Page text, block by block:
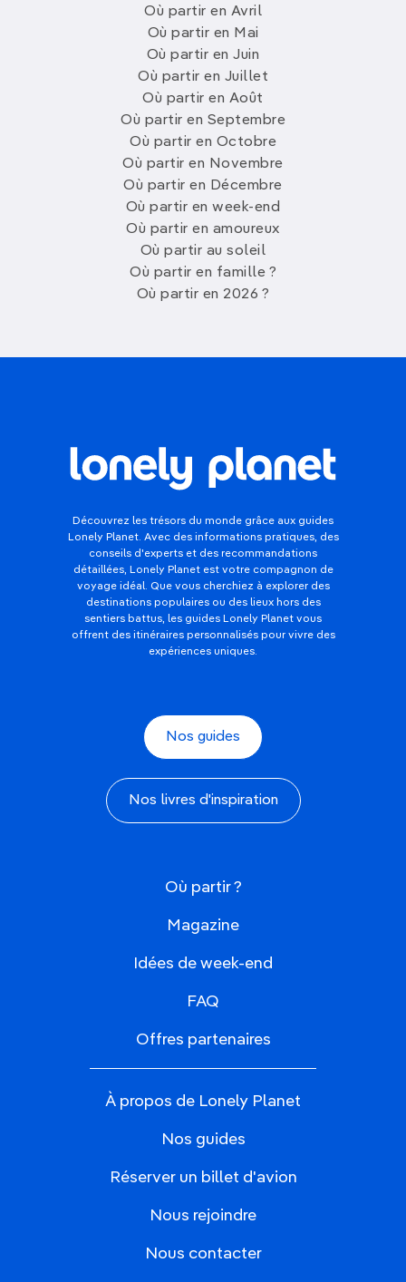
Où partir en Avril
Où partir en Mai
Où partir en Juin
Où partir en Juillet
Où partir en Août
Où partir en Septembre
Où partir en Octobre
Où partir en Novembre
Où partir en Décembre
Où partir en week-end
Où partir en amoureux
Où partir au soleil
Où partir en famille ?
Où partir en 2026 ?
Découvrez les trésors du monde grâce aux guides
Lonely Planet. Avec des informations pratiques, des
conseils d'experts et des recommandations
détaillées, Lonely Planet est votre compagnon de
voyage idéal. Que vous cherchiez à explorer des
destinations populaires ou des lieux hors des
sentiers battus, les guides Lonely Planet vous
offrent des itinéraires personnalisés pour vivre des
expériences uniques.
Nos guides
Nos livres d'inspiration
Où partir ?
Magazine
Idées de week-end
FAQ
Offres partenaires
À propos de Lonely Planet
Nos guides
Réserver un billet d'avion
Nous rejoindre
Nous contacter